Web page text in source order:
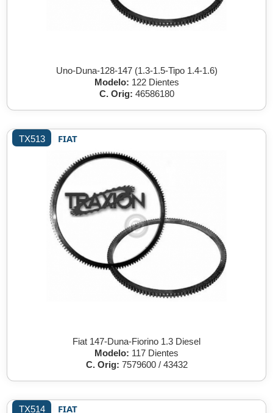
Uno-Duna-128-147 (1.3-1.5-Tipo 1.4-1.6)
Modelo: 122 Dientes
C. Orig: 46586180
TX513 FIAT
Fiat 147-Duna-Fiorino 1.3 Diesel
Modelo: 117 Dientes
C. Orig: 7579600 / 43432
TX514 FIAT